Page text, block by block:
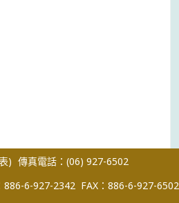
) 傳真電話：(06) 927-6502
886-6-927-2342 FAX：886-6-927-6502